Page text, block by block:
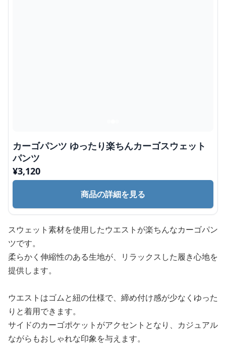
カーゴパンツ ゆったり楽ちんカーゴスウェット
パンツ
¥3,120
商品の詳細を見る
スウェット素材を使用したウエストが楽ちんなカーゴパン
ツです。
柔らかく伸縮性のある生地が、リラックスした履き心地を
提供します。
ウエストはゴムと紐の仕様で、締め付け感が少なくゆった
りと着用できます。
サイドのカーゴポケットがアクセントとなり、カジュアル
ながらもおしゃれな印象を与えます。